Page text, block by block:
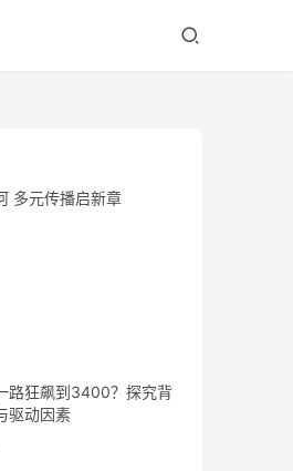
多元传播启新章
路狂飙到3400？探究背
驱动因素